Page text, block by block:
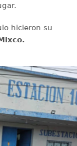
hicieron su